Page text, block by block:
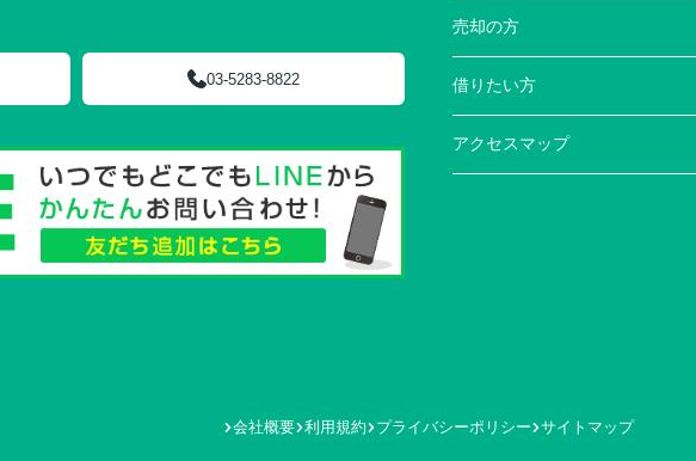
03-5283-8822
売却の方
借りたい方
アクセスマップ
会社概要 利用規約 プライバシーポリシー サイトマップ